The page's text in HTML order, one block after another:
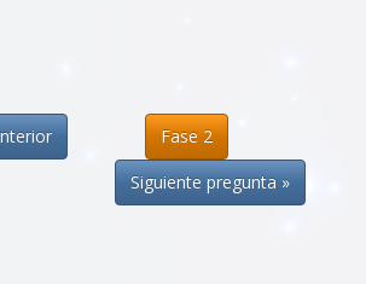
Fase 2
Siguiente pregunta »